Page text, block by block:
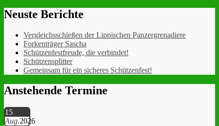
Neuste Berichte
Vergleichsschießen der Lippischen Panzergrenadiere
Forkenträger Sascha
Schützenfestfreude, die verbindet!
Schützensplitter
Gemeinsam für ein sicheres Schützenfest!
Anstehende Termine
15
Aug.2026